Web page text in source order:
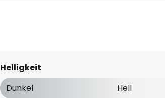
Helligkeit
Dunkel
Hell